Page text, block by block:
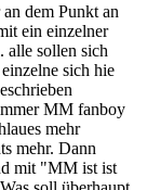
dem Punkt an
ein einzelner
sollen sich
sich hie
MM fanboy
mehr
mehr. Dann
mit "MM ist ist